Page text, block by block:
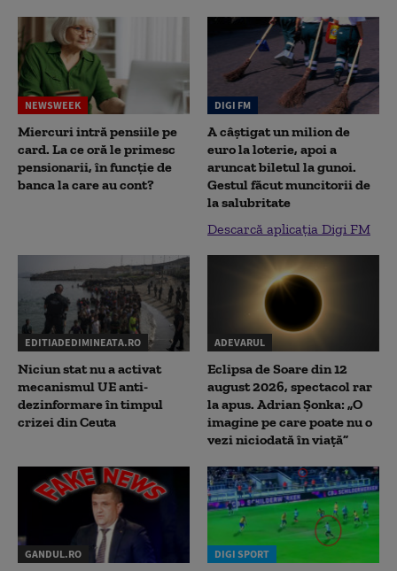
NEWSWEEK
Miercuri intră pensiile pe
card. La ce oră le primesc
pensionarii, în funcție de
banca la care au cont?
DIGI FM
A câștigat un milion de
euro la loterie, apoi a
aruncat biletul la gunoi.
Gestul făcut muncitorii de
la salubritate
Descarcă aplicația Digi FM
EDITIADEDIMINEATA.RO
Niciun stat nu a activat
mecanismul UE anti-
dezinformare în timpul
crizei din Ceuta
ADEVARUL
Eclipsa de Soare din 12
august 2026, spectacol rar
la apus. Adrian Șonka: „O
imagine pe care poate nu o
vezi niciodată în viață”
GANDUL.RO DIGI SPORT